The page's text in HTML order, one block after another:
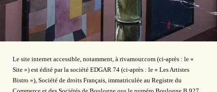
Le site internet accessible, notamment, à rivamour.com (ci-après : le «
Site ») est édité par la société EDGAR 74 (ci-après : le « Les Artistes
Bistro »), Société de droits Français, immatriculée au Registre du